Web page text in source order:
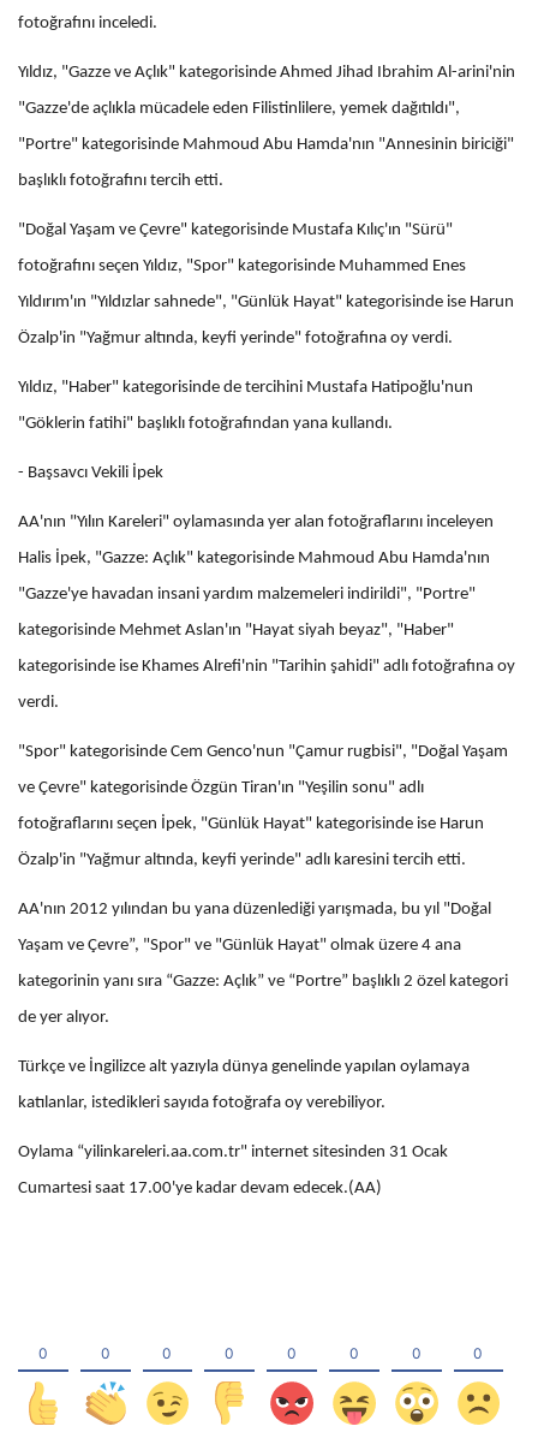
fotoğrafını inceledi.
Yıldız, "Gazze ve Açlık" kategorisinde Ahmed Jihad Ibrahim Al-arini'nin
"Gazze'de açlıkla mücadele eden Filistinlilere, yemek dağıtıldı",
"Portre" kategorisinde Mahmoud Abu Hamda'nın "Annesinin biriciği"
başlıklı fotoğrafını tercih etti.
"Doğal Yaşam ve Çevre" kategorisinde Mustafa Kılıç'ın "Sürü"
fotoğrafını seçen Yıldız, "Spor" kategorisinde Muhammed Enes
Yıldırım'ın "Yıldızlar sahnede", "Günlük Hayat" kategorisinde ise Harun
Özalp'in "Yağmur altında, keyfi yerinde" fotoğrafına oy verdi.
Yıldız, "Haber" kategorisinde de tercihini Mustafa Hatipoğlu'nun
"Göklerin fatihi" başlıklı fotoğrafından yana kullandı.
- Başsavcı Vekili İpek
AA'nın "Yılın Kareleri" oylamasında yer alan fotoğraflarını inceleyen
Halis İpek, "Gazze: Açlık" kategorisinde Mahmoud Abu Hamda'nın
"Gazze'ye havadan insani yardım malzemeleri indirildi", "Portre"
kategorisinde Mehmet Aslan'ın "Hayat siyah beyaz", "Haber"
kategorisinde ise Khames Alrefi'nin "Tarihin şahidi" adlı fotoğrafına oy
verdi.
"Spor" kategorisinde Cem Genco'nun "Çamur rugbisi", "Doğal Yaşam
ve Çevre" kategorisinde Özgün Tiran'ın "Yeşilin sonu" adlı
fotoğraflarını seçen İpek, "Günlük Hayat" kategorisinde ise Harun
Özalp'in "Yağmur altında, keyfi yerinde" adlı karesini tercih etti.
AA'nın 2012 yılından bu yana düzenlediği yarışmada, bu yıl "Doğal
Yaşam ve Çevre”, "Spor" ve "Günlük Hayat" olmak üzere 4 ana
kategorinin yanı sıra “Gazze: Açlık” ve “Portre” başlıklı 2 özel kategori
de yer alıyor.
Türkçe ve İngilizce alt yazıyla dünya genelinde yapılan oylamaya
katılanlar, istedikleri sayıda fotoğrafa oy verebiliyor.
Oylama “yilinkareleri.aa.com.tr" internet sitesinden 31 Ocak
Cumartesi saat 17.00'ye kadar devam edecek.(AA)